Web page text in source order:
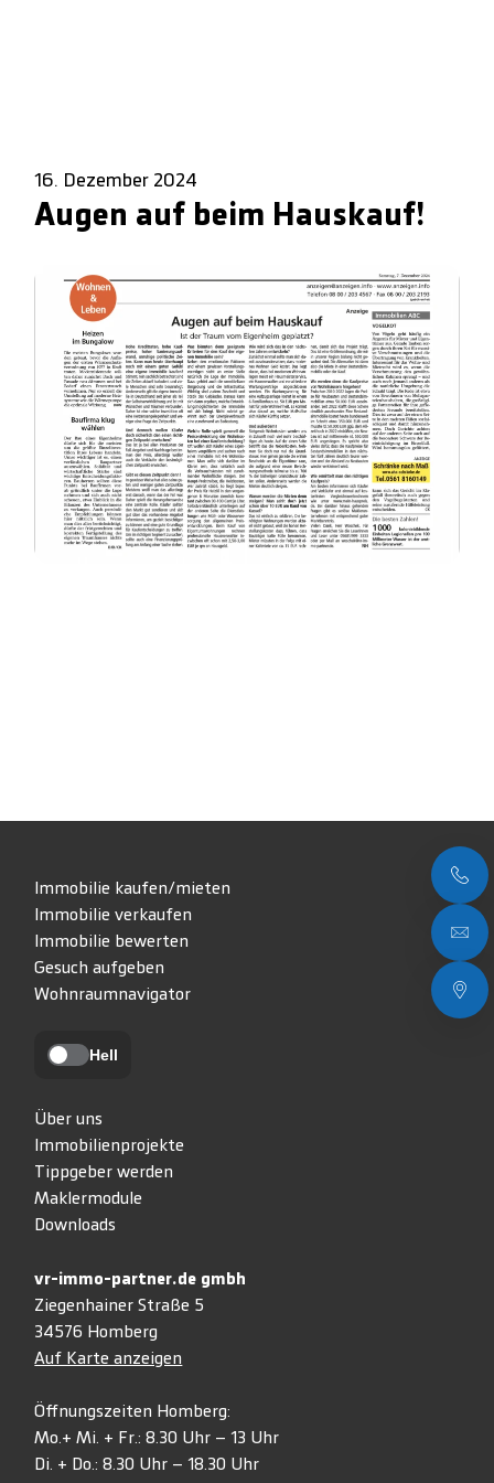
16. Dezember 2024
Augen auf beim Hauskauf!
Immobilie kaufen/mieten
Immobilie verkaufen
Immobilie bewerten
Gesuch aufgeben
Wohnraumnavigator
Hell
Über uns
Immobilienprojekte
Tippgeber werden
Maklermodule
Downloads
vr-immo-partner.de gmbh
Ziegenhainer Straße 5
34576 Homberg
Auf Karte anzeigen
Öffnungszeiten Homberg:
Mo.+ Mi. + Fr.: 8.30 Uhr – 13 Uhr
Di. + Do.: 8.30 Uhr – 18.30 Uhr